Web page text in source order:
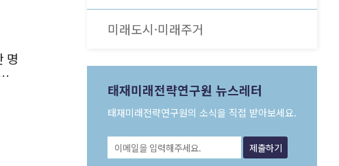
미래도시·미래주거
태재미래전략연구원 뉴스레터
태재미래전략연구원의 소식을 직접 받아보세요.